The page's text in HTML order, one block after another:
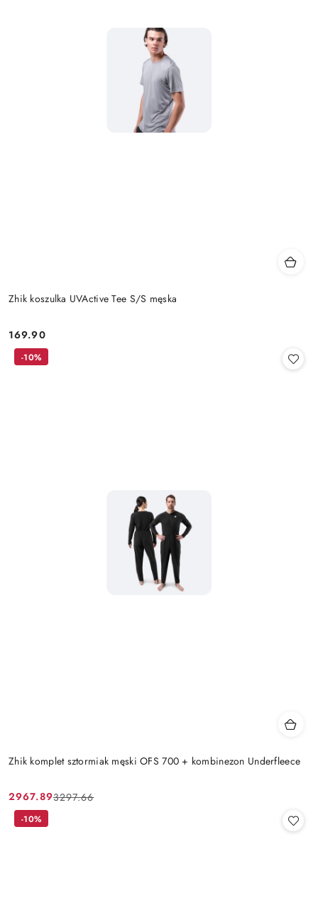
Zhik koszulka UVActive Tee S/S męska
Cena:
169.90
Zhik komplet sztormiak męski OFS 700 + kombinezon Underfleece
Cena
promocyjna:
2967.89
Cena
przed
3297.66
-10%
-10%